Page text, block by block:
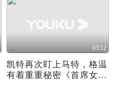
03:12
凯特再次盯上马特，格温
有着重重秘密《首席女法